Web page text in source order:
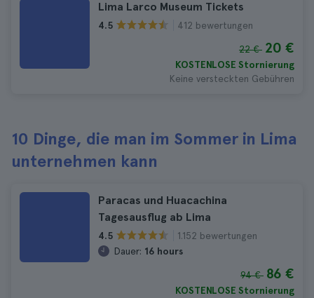
Lima Larco Museum Tickets
4.5 412 bewertungen
22 € 20 €
KOSTENLOSE Stornierung
Keine versteckten Gebühren
10 Dinge, die man im Sommer in Lima
unternehmen kann
Paracas und Huacachina
Tagesausflug ab Lima
4.5
1.152 bewertungen
Dauer: 16 hours
94 € 86 €
KOSTENLOSE Stornierung